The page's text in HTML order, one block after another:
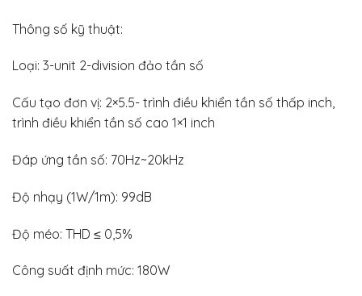
Thông số kỹ thuật:
Loại: 3-unit 2-division đảo tần số
Cấu tạo đơn vị: 2×5.5- trình điều khiển tần số thấp inch,
trình điều khiển tần số cao 1×1 inch
Đáp ứng tần số: 70Hz~20kHz
Độ nhạy (1W/1m): 99dB
Độ méo: THD ≤ 0,5%
Công suất định mức: 180W